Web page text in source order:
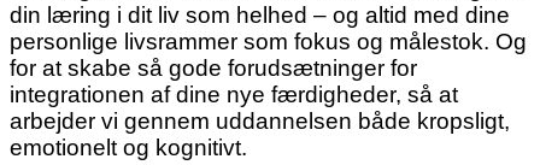
din læring i dit liv som helhed – og altid med dine
personlige livsrammer som fokus og målestok. Og
for at skabe så gode forudsætninger for
integrationen af dine nye færdigheder, så at
arbejder vi gennem uddannelsen både kropsligt,
emotionelt og kognitivt.